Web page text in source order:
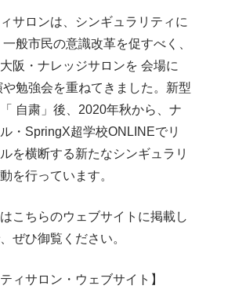
サロンは、シンギュラリティに
般市民の意識改革を促すべく、
阪・ナレッジサロンを 会場に
勉強会を重ねてきました。新型
自粛」後、2020年秋から、ナ
・SpringX超学校ONLINEでリ
を横断する新たなシンギュラリ
を行っています。
こちらのウェブサイトに掲載し
ぜひ御覧ください。
ィサロン・ウェブサイト】